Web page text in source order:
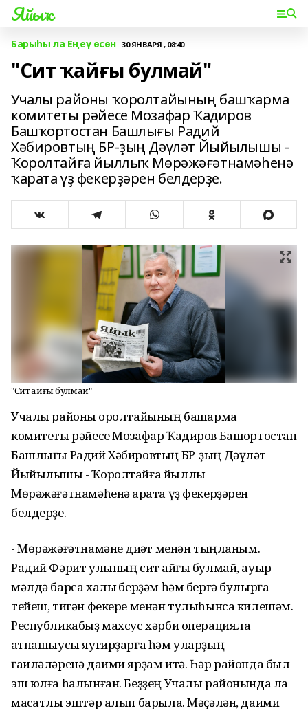
Яйыҡ
Барыһы ла Еңеү өсөн 30 ЯНВАРЯ , 08:40
"Сит ҡайғы булмай"
Учалы районы ҡоролтайының башҡарма
комитеты рәйесе Мозафар Ҡадиров
Башҡортостан Башлығы Радий
Хәбировтың БР-ҙың Дәүләт Йыйылышы -
Ҡоролтайға йыллыҡ Мөрәжәғәтнамәһенә
ҡарата үҙ фекерҙәрен белдерҙе.
"Сит ҡайғы булмай"
Учалы районы ҡоролтайының башҡарма
комитеты рәйесе Мозафар Ҡадиров Башҡортостан
Башлығы Радий Хәбировтың БР-ҙың Дәүләт
Йыйылышы - Ҡоролтайға йыллыҡ
Мөрәжәғәтнамәһенә ҡарата үҙ фекерҙәрен
белдерҙе.
- Мөрәжәғәтнамәне диҡҡәт менән тыңланым.
Радий Фәрит улының сит ҡайғы булмай, ауыр
мәлдә барса халыҡ берҙәм һәм бергә булырға
тейеш, тигән фекере менән тулыһынса килешәм.
Республикабыҙ махсус хәрби операцияла
ҡатнашыусы яугирҙарға һәм уларҙың
ғаиләләренә даими ярҙам итә. Һәр районда был
эш юлға һалынған. Беҙҙең Учалы районында ла
маҡсатлы эштәр алып барыла. Мәҫәлән, даими